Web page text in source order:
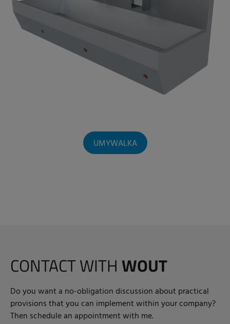
UMYWALKA
CONTACT WITH WOUT
Do you want a no-obligation discussion about practical
provisions that you can implement within your company?
Then schedule an appointment with me.